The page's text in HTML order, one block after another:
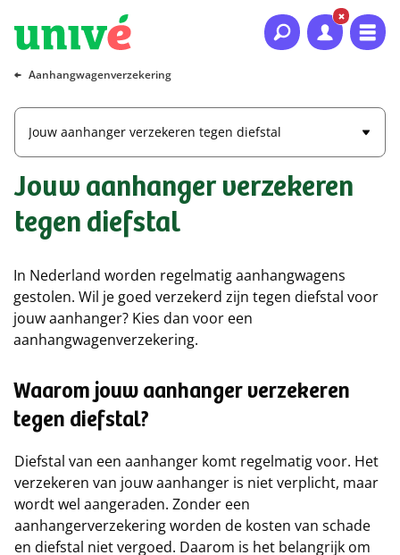
Naar hoofdinhoud
Naar hoofdnavigatie
Naar footer
Aanhangwagenverzekering
Jouw aanhanger verzekeren tegen diefstal
Jouw aanhanger verzekeren
tegen diefstal
In Nederland worden regelmatig aanhangwagens
gestolen. Wil je goed verzekerd zijn tegen diefstal voor
jouw aanhanger? Kies dan voor een
aanhangwagenverzekering.
Waarom jouw aanhanger verzekeren
tegen diefstal?
Diefstal van een aanhanger komt regelmatig voor. Het
verzekeren van jouw aanhanger is niet verplicht, maar
wordt wel aangeraden. Zonder een
aanhangerverzekering worden de kosten van schade
en diefstal niet vergoed. Daarom is het belangrijk om